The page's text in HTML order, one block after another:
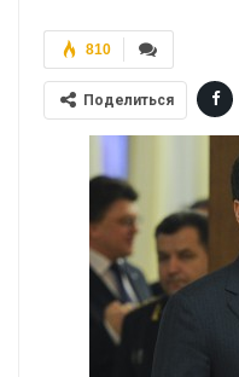
810
Поделиться